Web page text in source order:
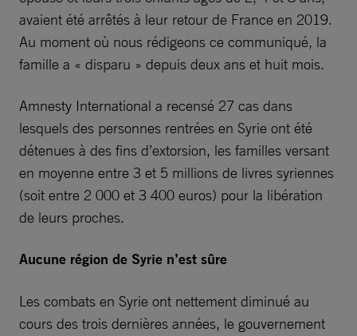
avaient été arrêtés à leur retour de France en 2019.
Au moment où nous rédigeons ce communiqué, la
famille a « disparu » depuis deux ans et huit mois.
Amnesty International a recensé 27 cas dans
lesquels des personnes rentrées en Syrie ont été
détenues à des fins d’extorsion, les familles versant
en moyenne entre 3 et 5 millions de livres syriennes
(soit entre 2 000 et 3 400 euros) pour la libération
de leurs proches.
Aucune région de Syrie n’est sûre ​
Les combats en Syrie ont nettement diminué au
cours des trois dernières années, le gouvernement